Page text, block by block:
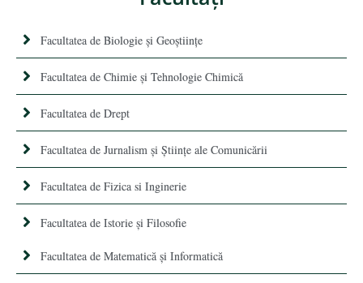
Facultatea de Biologie și Geoștiințe
Facultatea de Chimie şi Tehnologie Chimică
Facultatea de Drept
Facultatea de Jurnalism şi Ştiinţe ale Comunicării
Facultatea de Fizica si Inginerie
Facultatea de Istorie şi Filosofie
Facultatea de Matematică şi Informatică